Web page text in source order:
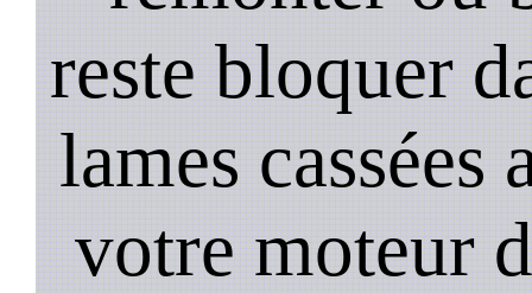
reste bloquer
lames cassées
votre moteur